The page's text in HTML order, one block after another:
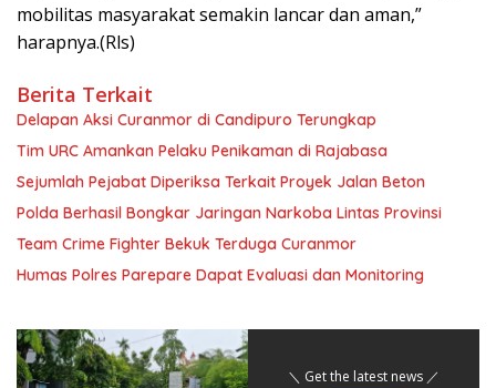
mobilitas masyarakat semakin lancar dan aman,”
harapnya.(Rls)
Berita Terkait
Delapan Aksi Curanmor di Candipuro Terungkap
Tim URC Amankan Pelaku Penikaman di Rajabasa
Sejumlah Pejabat Diperiksa Terkait Proyek Jalan Beton
Polda Berhasil Bongkar Jaringan Narkoba Lintas Provinsi
Team Crime Fighter Bekuk Terduga Curanmor
Humas Polres Parepare Dapat Evaluasi dan Monitoring
＼ Get the latest news ／